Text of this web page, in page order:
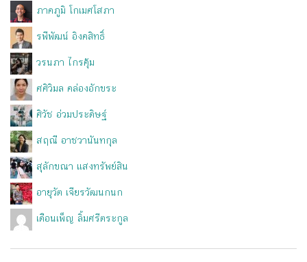
ภาคภูมิ โกเมศโสภา
รพีพัฒน์ อิงคสิทธิ์
วรนภา ไกรคุ้ม
ศศิวิมล คล่องอักขระ
ศิวัช อ่วมประดิษฐ์
สฤณี อาชวานันทกุล
สุลักขณา แสงทรัพย์สิน
อายุวัต เจียรวัฒนกนก
เดือนเพ็ญ ลิ้มศรีตระกูล